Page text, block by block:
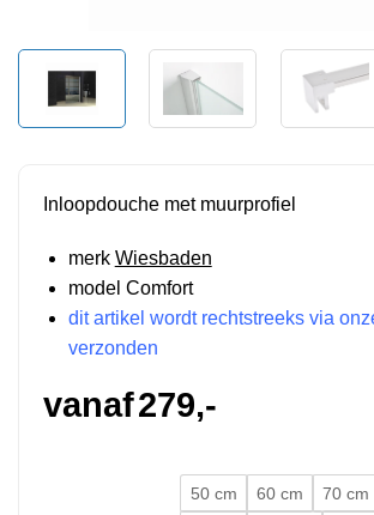
Inloopdouche met muurprofiel
merk Wiesbaden
model Comfort
dit artikel wordt rechtstreeks via
verzonden
vanaf279,-
50 cm 60 cm 70 cm